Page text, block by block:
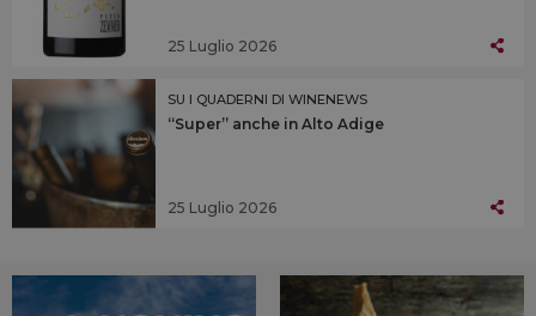
25 Luglio 2026
SU I QUADERNI DI WINENEWS
“Super” anche in Alto Adige
25 Luglio 2026